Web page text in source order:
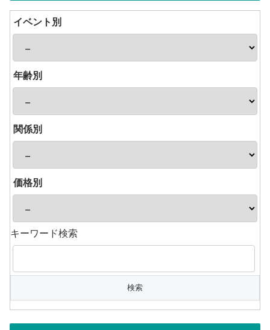
イベント別
年齢別
関係別
価格別
キーワード検索